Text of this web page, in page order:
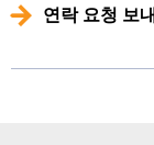
연락 요청 보